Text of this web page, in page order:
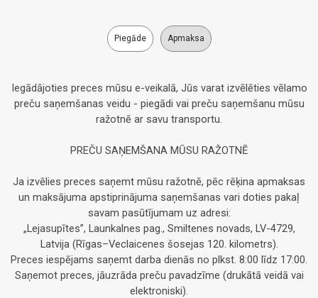
Piegāde Apmaksa
Iegādājoties preces mūsu e-veikalā, Jūs varat izvēlēties vēlamo
preču saņemšanas veidu - piegādi vai preču saņemšanu mūsu
ražotnē ar savu transportu.
PREČU SAŅEMŠANA MŪSU RAŽOTNĒ
Ja izvēlies preces saņemt mūsu ražotnē, pēc rēķina apmaksas
un maksājuma apstiprinājuma saņemšanas vari doties pakaļ
savam pasūtījumam uz adresi:
„Lejasupītes”, Launkalnes pag., Smiltenes novads, LV-4729,
Latvija (Rīgas–Veclaicenes šosejas 120. kilometrs).
Preces iespējams saņemt darba dienās no plkst. 8:00 līdz 17:00.
Saņemot preces, jāuzrāda preču pavadzīme (drukātā veidā vai
elektroniski).